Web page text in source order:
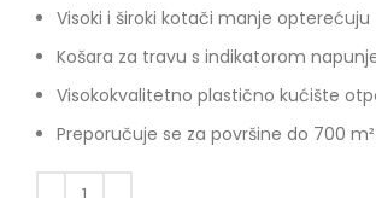
Visoki i široki kotači manje
Košara za travu s indikatorom
Visokokvalitetno plastično kućište
Preporučuje se za površine do 700 m²